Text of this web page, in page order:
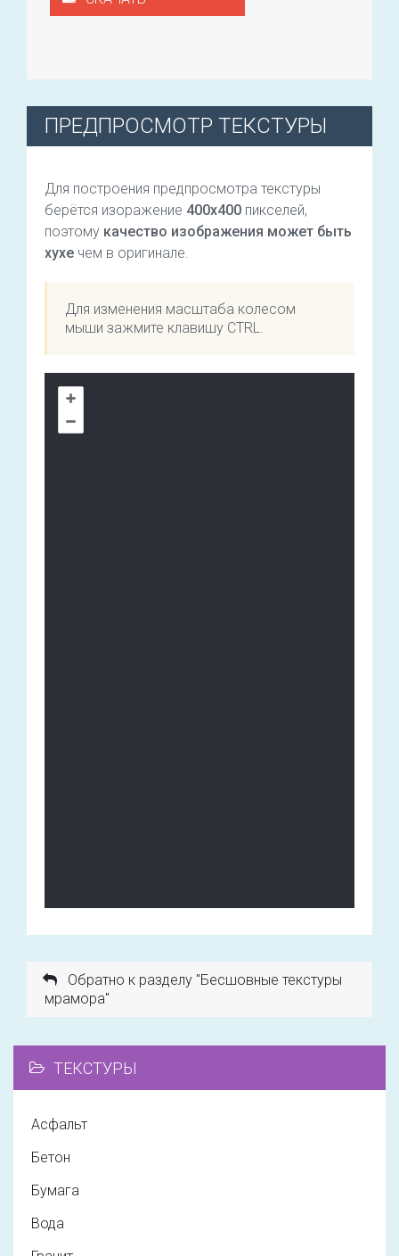
ПРЕДПРОСМОТР ТЕКСТУРЫ
Для построения предпросмотра текстуры
берётся изоражение 400х400 пикселей,
поэтому качество изображения может быть
хухе чем в оригинале.
Для изменения масштаба колесом
мыши зажмите клавишу CTRL.
Обратно к разделу "Бесшовные текстуры
мрамора"
ТЕКСТУРЫ
Асфальт
Бетон
Бумага
Вода